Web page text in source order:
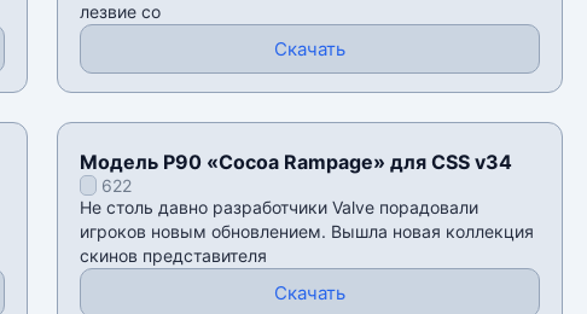
лезвие со
Скачать
Модель P90 «Cocoa Rampage» для CSS v34
622
Не столь давно разработчики Valve порадовали
игроков новым обновлением. Вышла новая коллекция
скинов представителя
Скачать